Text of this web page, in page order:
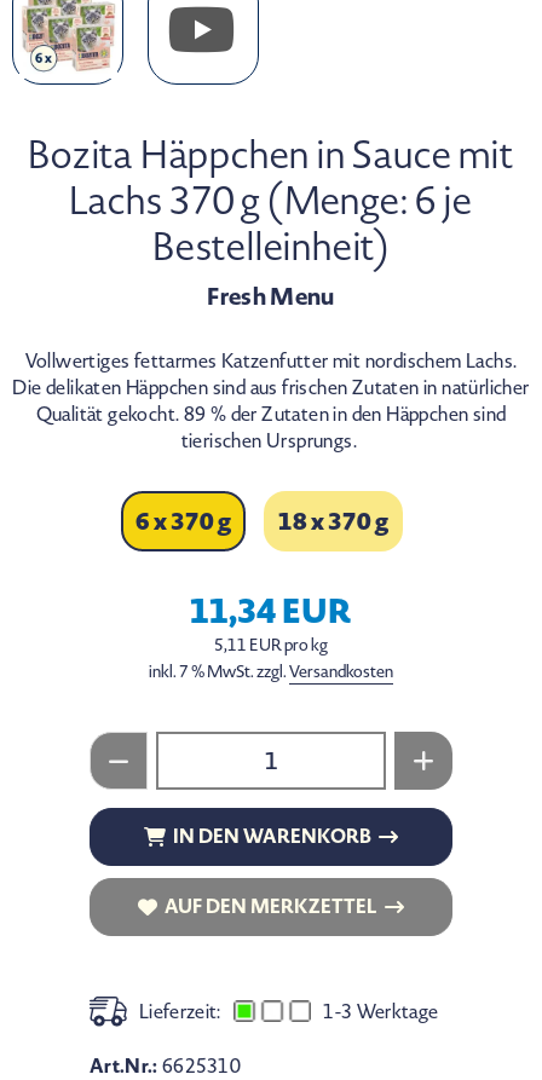
Bozita Häppchen in Sauce mit
Lachs 370 g (Menge: 6 je
Bestelleinheit)
Fresh Menu
Vollwertiges fettarmes Katzenfutter mit nordischem Lachs.
Die delikaten Häppchen sind aus frischen Zutaten in natürlicher
Qualität gekocht. 89 % der Zutaten in den Häppchen sind
tierischen Ursprungs.
6 x 370 g 18 x 370 g
11,34 EUR
5,11 EUR pro kg
inkl. 7 % MwSt. zzgl.Versandkosten
IN DEN WARENKORB
IN DEN WARENKORB
AUF DEN MERKZETTEL
AUF DEN MERKZETTEL
Lieferzeit: 1-3 Werktage
Art.Nr.:6625310